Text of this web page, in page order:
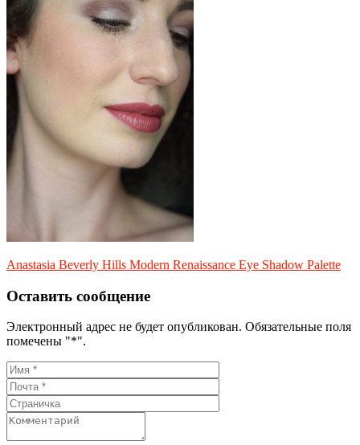
Anastasia Beverly Hills Modern Renaissance Eye Shadow Palette
Оставить сообщение
Электронный адрес не будет опубликован. Обязательные поля
помечены "*".